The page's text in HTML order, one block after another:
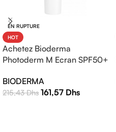
EN RUPTURE
HOT
Achetez Bioderma
Photoderm M Ecran SPF50+
Protection Solaire Haute
Efficacité
BIODERMA
215,43Dhs 161,57 Dhs